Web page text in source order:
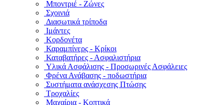
Μποντριέ - Ζώνες
Σχοινιά
Διασωτικά τρίποδα
Ιμάντες
Κορδονέτα
Καραμπίνερς - Κρίκοι
Καταβατήρες - Ασφαλιστήρια
Υλικά Ασφάλισης - Προσωρινές Ασφάλειες
Φρένα Ανάβασης - ποδωστήρια
Συστήματα ανάσχεσης Πτώσης
Τροχαλίες
Μαχαίρια - Κοπτικά